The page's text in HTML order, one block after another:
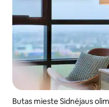
Butas mieste Sidnėjaus